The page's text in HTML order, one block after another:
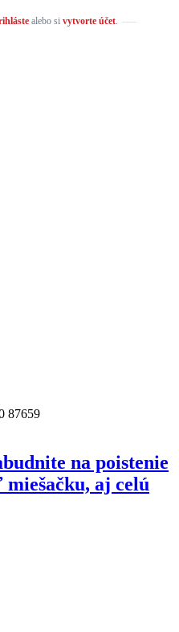
alebo si vytvorte účet.
na poistenie
aj celú